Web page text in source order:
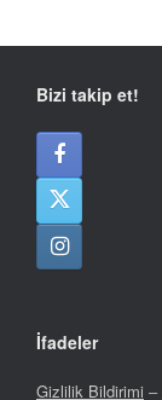
Bizi takip et!
İfadeler
Gizlilik Bildirimi –